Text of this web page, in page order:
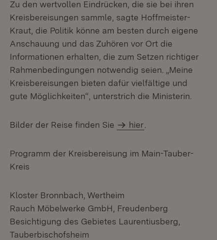
Zu den wertvollen Eindrücken, die sie bei ihren
Kreisbereisungen sammle, sagte Hoffmeister-
Kraut, die Politik könne am besten durch eigene
Anschauung und das Zuhören vor Ort die
Informationen erhalten, die zum Setzen richtiger
Rahmenbedingungen notwendig seien. „Meine
Kreisbereisungen bieten dafür vielfältige und
gute Möglichkeiten“, unterstrich die Ministerin.
Bilder der Reise finden Sie hier
Programm der Kreisbereisung im Main-Tauber-
Kreis
Kloster Bronnbach, Wertheim
Rauch Möbelwerke GmbH, Freudenberg
Besichtigung des Gebietes Laurentiusberg,
Tauberbischofsheim